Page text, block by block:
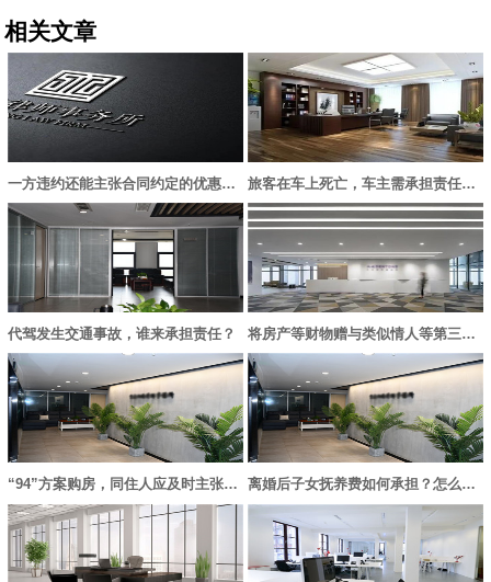
相关文章
一方违约还能主张合同约定的优惠内容吗？ 旅客在车上死亡，车主需承担责任吗？
代驾发生交通事故，谁来承担责任？ 将房产等财物赠与类似情人等第三者的行为无效
“94”方案购房，同住人应及时主张产权份额，否则失去胜诉权 离婚后子女抚养费如何承担？怎么变更？